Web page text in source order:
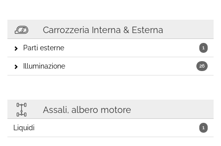
Carrozzeria Interna & Esterna
1
Parti esterne
26
Illuminazione
Assali, albero motore
1
Liquidi